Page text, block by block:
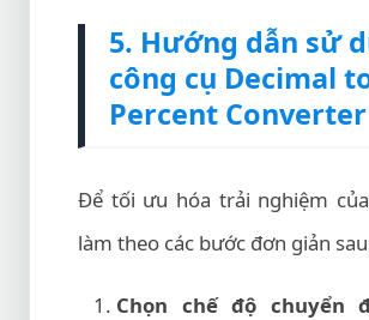
5. Hướng dẫn sử
công cụ Decimal
Percent Converter
Để tối ưu hóa trải nghiệm
làm theo các bước đơn giản
Chọn chế độ chuyển